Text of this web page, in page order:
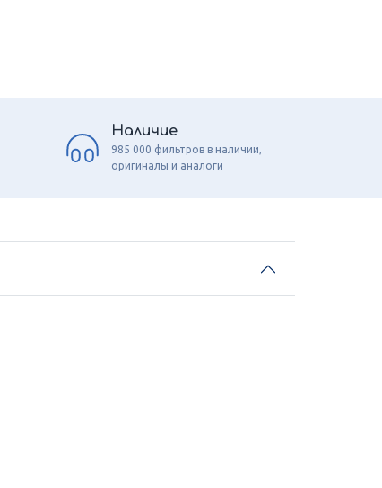
Наличие
985 000 фильтров в наличии,
оригиналы и аналоги